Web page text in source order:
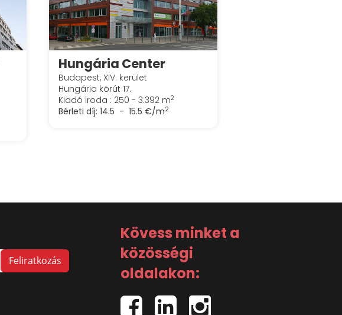
Hungária Center
Budapest, XIV. kerület
Hungária körút 17.
Kiadó iroda : 250 - 3.392 m2
Bérleti díj: 14.5 - 15.5 €/m2
Kövess minket a
közösségi
oldalakon: